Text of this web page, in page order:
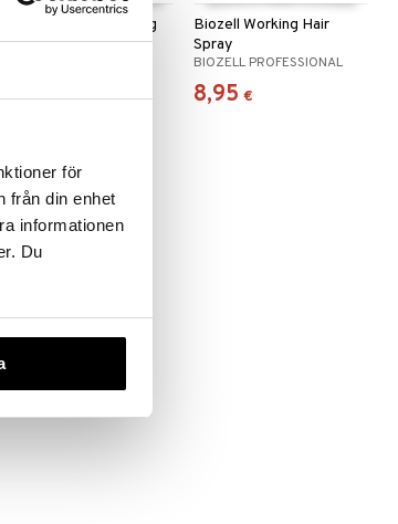
för
från din enhet
informationen
Du
Biozell Scalp Hydrating
Shampoo
BIOZELL PROFESSIONAL
10,96 €
Biozell Working Hair
Spray
BIOZELL PROFESSIONAL
8,95 €